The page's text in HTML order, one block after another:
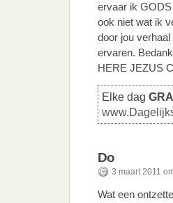
ervaar ik
ook niet wat ik
door jou
ervaren.
HERE JEZUS
Elke dag
Do
3 maart 2011
Wat een